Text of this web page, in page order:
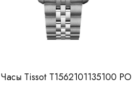
Часы Tissot T1562101135100 PO